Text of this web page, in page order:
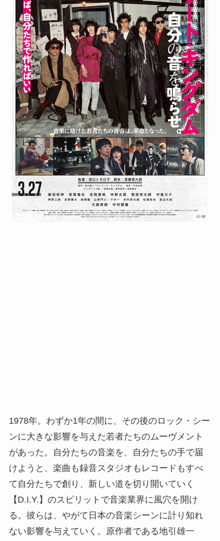
1978年。わずか1年の間に、その後のロック・シー
ンに大きな影響を与えた若者たちのムーヴメント
があった。自分たちの音楽を、自分たちの手で届
けようと、楽曲も録音スタジオもレコードもすべ
て自分たちで創り、新しい道を切り開いていく
【D.I.Y.】のスピリットで音楽業界に風穴を開け
る。彼らは、やがて日本の音楽シーンに計り知れ
ない影響を与えていく。原作者である地引雄一